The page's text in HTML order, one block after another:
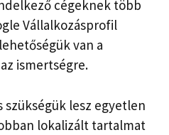
cégeknek több
Vállalkozásprofil
van a
ismertségre.
szükségük lesz egyetlen
lokalizált tartalmat